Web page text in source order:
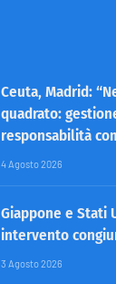
Ceuta, Madrid:
quadrato:
responsabilità
4 Agosto 2026
Giappone e Stati
intervento
3 Agosto 2026